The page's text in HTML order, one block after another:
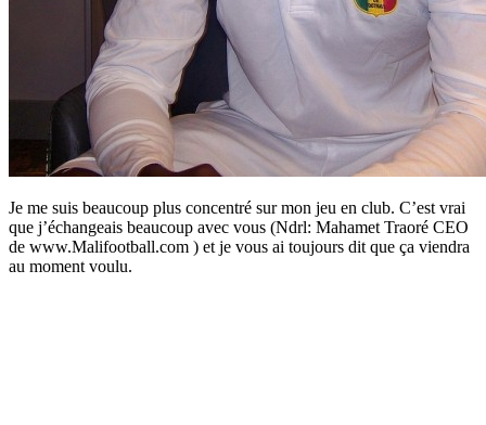
Je me suis beaucoup plus concentré sur mon jeu en club. C’est vrai
que j’échangeais beaucoup avec vous (Ndrl: Mahamet Traoré CEO
de www.Malifootball.com ) et je vous ai toujours dit que ça viendra
au moment voulu.